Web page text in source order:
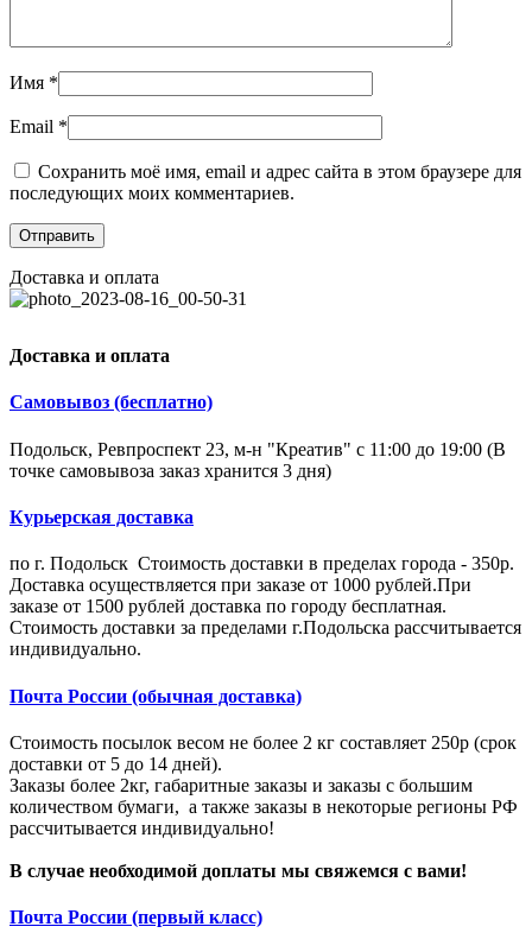
Имя *
Email *
Сохранить моё имя, email и адрес сайта в этом браузере для
последующих моих комментариев.
Доставка и оплата
Доставка и оплата
Самовывоз (бесплатно)
Подольск, Ревпроспект 23, м-н "Креатив" с 11:00 до 19:00 (В
точке самовывоза заказ хранится 3 дня)
Курьерская доставка
по г. Подольск Стоимость доставки в пределах города - 350р.
Доставка осуществляется при заказе от 1000 рублей.При
заказе от 1500 рублей доставка по городу бесплатная.
Стоимость доставки за пределами г.Подольска рассчитывается
индивидуально.
Почта России (обычная доставка)
Стоимость посылок весом не более 2 кг составляет 250р (срок
доставки от 5 до 14 дней).
Заказы более 2кг, габаритные заказы и заказы с большим
количеством бумаги, а также заказы в некоторые регионы РФ
рассчитывается индивидуально!
В случае необходимой доплаты мы свяжемся с вами!
Почта России (первый класс)